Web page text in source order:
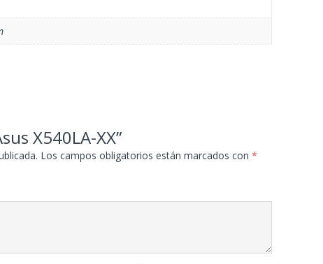
X540LA-XX”
Los campos obligatorios están marcados con *